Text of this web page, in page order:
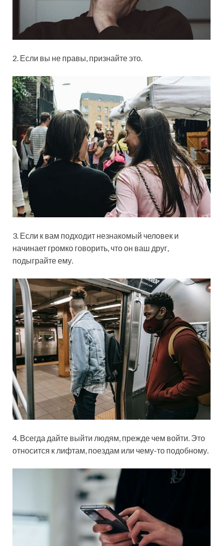
2. Если вы не правы, признайте это.
3. Если к вам подходит незнакомый человек и
начинает громко говорить, что он ваш друг,
подыграйте ему.
4. Всегда дайте выйти людям, прежде чем войти. Это
относится к лифтам, поездам или чему-то подобному.